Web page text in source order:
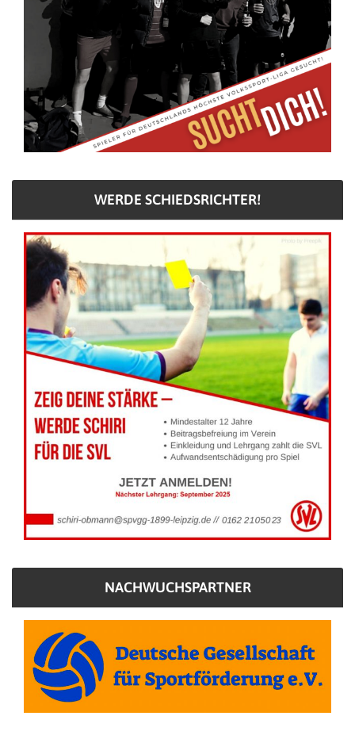
WERDE SCHIEDSRICHTER!
NACHWUCHSPARTNER